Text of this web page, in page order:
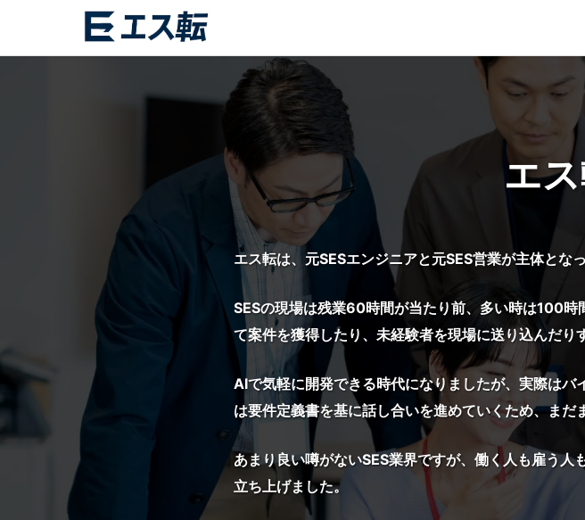
エ
エス転は、元SESエンジニアと元SES営業が主体とな
SESの現場は残業60時間が当たり前、多い時は100
て案件を獲得したり、未経験者を現場に送り込んだ
AIで気軽に開発できる時代になりましたが、実際は
は要件定義書を基に話し合いを進めていくため、まだ
あまり良い噂がないSES業界ですが、働く人も雇う
立ち上げました。